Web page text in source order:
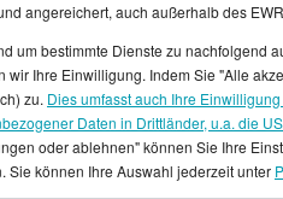
in
in Dortmund
aber mit einem Gehalt
angereichert, auch außerhalb des
um bestimmte Dienste zu nachfolgend
wir Ihre Einwilligung. Indem Sie "Alle
zu. Dies umfasst auch Ihre
Daten in Drittländer, u.a. die
oder ablehnen" können Sie Ihre
Sie können Ihre Auswahl jederzeit unter